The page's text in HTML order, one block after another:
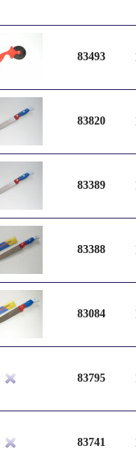
83493
83820
83389
83388
83084
83795
83741